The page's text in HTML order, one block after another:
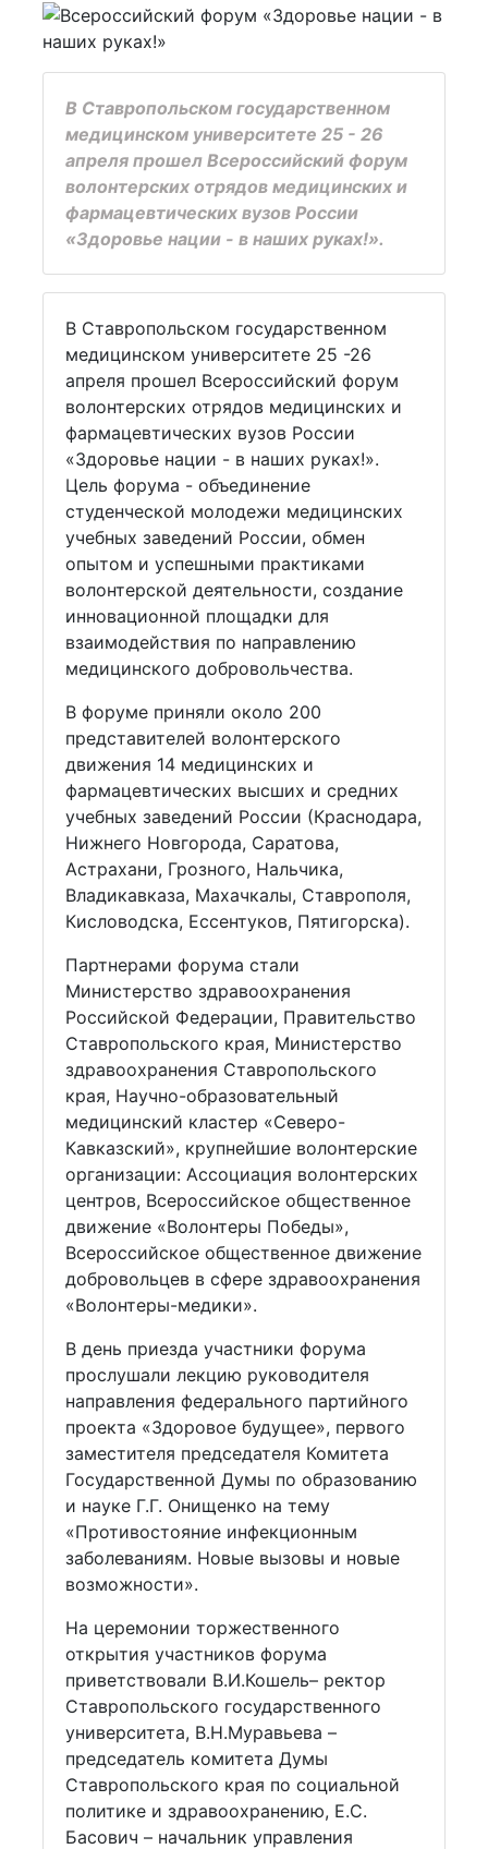
В Ставропольском государственном
медицинском университете 25 - 26
апреля прошел Всероссийский форум
волонтерских отрядов медицинских и
фармацевтических вузов России
«Здоровье нации - в наших руках!».
В Ставропольском государственном
медицинском университете 25 -26
апреля прошел Всероссийский форум
волонтерских отрядов медицинских и
фармацевтических вузов России
«Здоровье нации - в наших руках!».
Цель форума - объединение
студенческой молодежи медицинских
учебных заведений России, обмен
опытом и успешными практиками
волонтерской деятельности, создание
инновационной площадки для
взаимодействия по направлению
медицинского добровольчества.
В форуме приняли около 200
представителей волонтерского
движения 14 медицинских и
фармацевтических высших и средних
учебных заведений России (Краснодара,
Нижнего Новгорода, Саратова,
Астрахани, Грозного, Нальчика,
Владикавказа, Махачкалы, Ставрополя,
Кисловодска, Ессентуков, Пятигорска).
Партнерами форума стали
Министерство здравоохранения
Российской Федерации, Правительство
Ставропольского края, Министерство
здравоохранения Ставропольского
края, Научно-образовательный
медицинский кластер «Северо-
Кавказский», крупнейшие волонтерские
организации: Ассоциация волонтерских
центров, Всероссийское общественное
движение «Волонтеры Победы»,
Всероссийское общественное движение
добровольцев в сфере здравоохранения
«Волонтеры-медики».
В день приезда участники форума
прослушали лекцию руководителя
направления федерального партийного
проекта «Здоровое будущее», первого
заместителя председателя Комитета
Государственной Думы по образованию
и науке Г.Г. Онищенко на тему
«Противостояние инфекционным
заболеваниям. Новые вызовы и новые
возможности».
На церемонии торжественного
открытия участников форума
приветствовали В.И.Кошель– ректор
Ставропольского государственного
университета, В.Н.Муравьева –
председатель комитета Думы
Ставропольского края по социальной
политике и здравоохранению, Е.С.
Басович – начальник управления